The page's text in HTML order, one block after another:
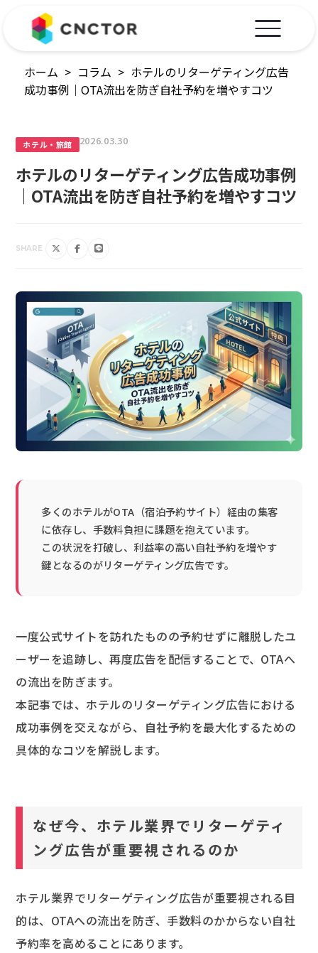
ホーム > コラム > ホテルのリターゲティング広告
成功事例｜OTA流出を防ぎ自社予約を増やすコツ
ホテル・旅館 2026.03.30
ホテルのリターゲティング広告成功事例
｜OTA流出を防ぎ自社予約を増やすコツ
SHARE
多くのホテルがOTA（宿泊予約サイト）経由の集客
に依存し、手数料負担に課題を抱えています。
この状況を打破し、利益率の高い自社予約を増やす
鍵となるのがリターゲティング広告です。
一度公式サイトを訪れたものの予約せずに離脱したユ
ーザーを追跡し、再度広告を配信することで、OTAへ
の流出を防ぎます。
本記事では、ホテルのリターゲティング広告における
成功事例を交えながら、自社予約を最大化するための
具体的なコツを解説します。
なぜ今、ホテル業界でリターゲティ
ング広告が重要視されるのか
ホテル業界でリターゲティング広告が重要視される目
的は、OTAへの流出を防ぎ、手数料のかからない自社
予約率を高めることにあります。